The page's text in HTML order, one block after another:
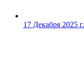
17 Декабря 2025 г.